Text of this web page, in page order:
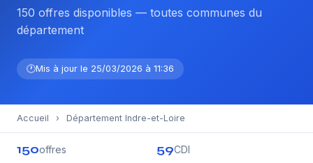
150 offres disponibles — toutes communes du
département
Mis à jour le 25/03/2026 à 11:36
Accueil › Département Indre-et-Loire
150offres 59CDI